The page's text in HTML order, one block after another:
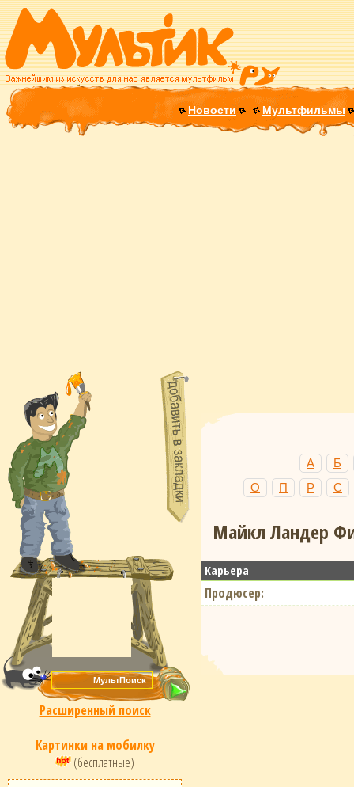
Новости Мультфильмы
Расширенный поиск
Картинки на мобилку
(бесплатные)
А
Б
О
П Р С
Майкл Ландер
Карьера
Продюсер: